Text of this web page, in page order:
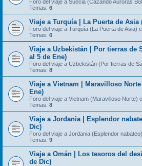
Foro del viaje a Suecia (Cazando Auroras
Temas: 6
Viaje a Turquía | La Puerta de Asia
Foro del viaje a Turquía (La Puerta de Asia)
Temas: 6
Viaje a Uzbekistán | Por tierras de
al 5 de Ene)
Foro del viaje a Uzbekistán (Por tierras de
Temas: 8
Viaje a Vietnam | Maravilloso
Ene)
Foro del viaje a Vietnam (Maravilloso Norte)
Temas: 8
Viaje a Jordania | Esplendor
Dic)
Foro del viaje a Jordania (Esplendor
Temas: 9
Viaje a Omán | Los tesoros del
de Dic)